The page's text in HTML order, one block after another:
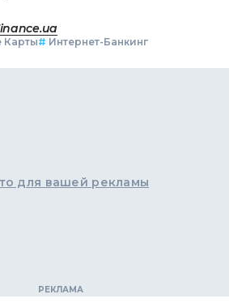
Карты# Интернет-Банкинг
для вашей рекламы